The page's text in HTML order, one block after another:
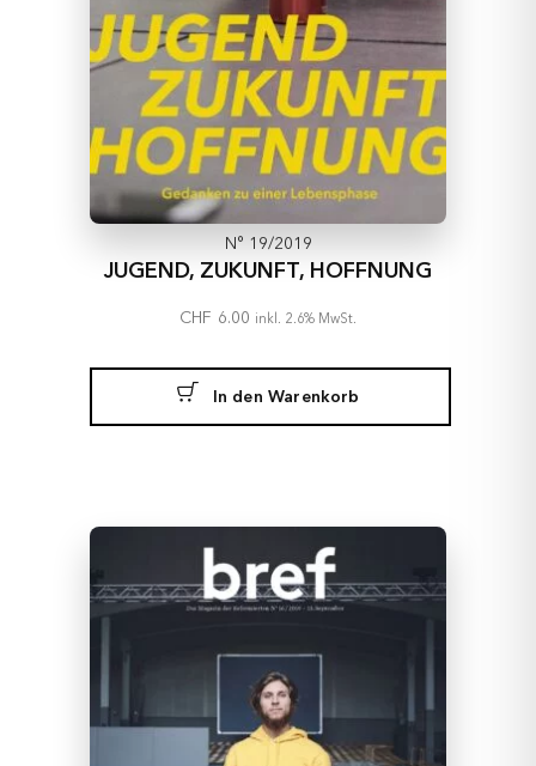
N° 19/2019
JUGEND, ZUKUNFT, HOFFNUNG
CHF 6.00 inkl. 2.6% MwSt.
In den Warenkorb